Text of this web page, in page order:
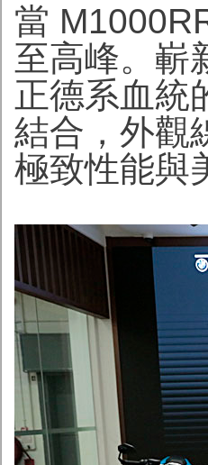
當
至高峰。嶄
正德系血統
結合，外觀
極致性能與